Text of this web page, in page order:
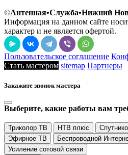
©Антенная•Служба•Нижний
Информация на данном сайте
характер и не является офертой.
Пользовательское соглашение
Стать мастером sitemap Партнеры
Закажите звонок мастера
Выберите, какие работы вам
Триколор ТВ НТВ плюс
Эфирное ТВ
Беспроводной
Усиление сотовой связи